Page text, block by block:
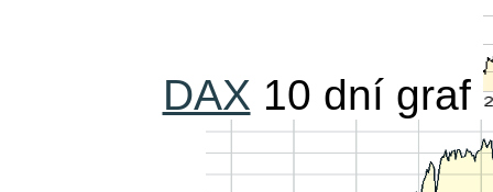
DAX 10 dní graf